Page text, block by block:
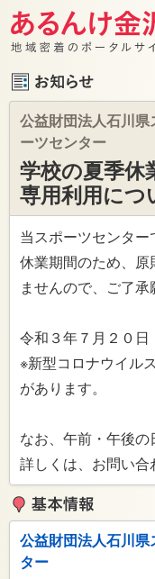
公益財団法人石川
ーツセンター
学校の夏季休
専用利用につ
当スポーツセンタ
休業期間のため、
ませんので、ご了承
令和３年７月２０日
※新型コロナウイル
があります。
なお、午前・午後の
詳しくは、お問い合
公益財団法人石川
ター